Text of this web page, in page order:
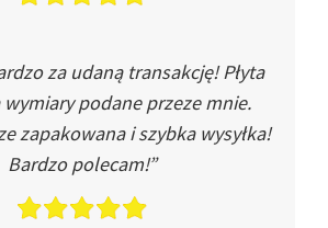
za udaną transakcję! Płyta
podane przeze mnie.
zapakowana i szybka wysyłka!
Bardzo polecam!”